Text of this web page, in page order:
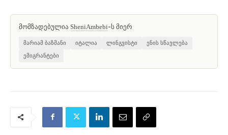
მომზადებულია SheniAmbebi-ს მიერ
მარიამ ბაზმანი იტალია ლინგვისტი ენის სწავლება
ემიგრანტები